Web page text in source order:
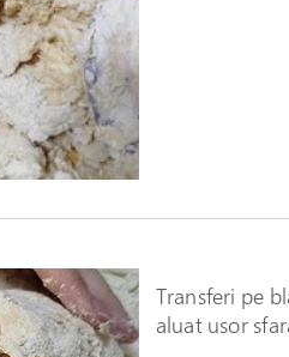
Transferi pe
aluat usor